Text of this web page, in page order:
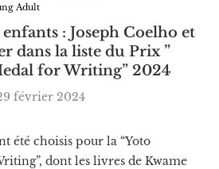
Adult
: Joseph Coelho et
dans la liste du Prix ”
for Writing” 2024
février 2024
été choisis pour la “Yoto
dont les livres de Kwame